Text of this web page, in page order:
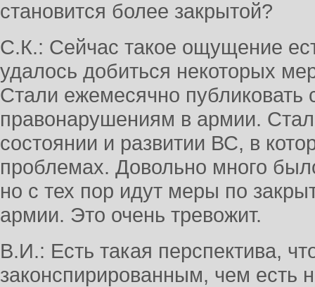
становится более закрытой?
С.К.: Сейчас такое ощущение
удалось добиться некоторых
Стали ежемесячно публиковать
правонарушениям в армии.
состоянии и развитии ВС, в
проблемах. Довольно много
но с тех пор идут меры по
армии. Это очень тревожит.
В.И.: Есть такая перспектива,
законспирированным, чем есть